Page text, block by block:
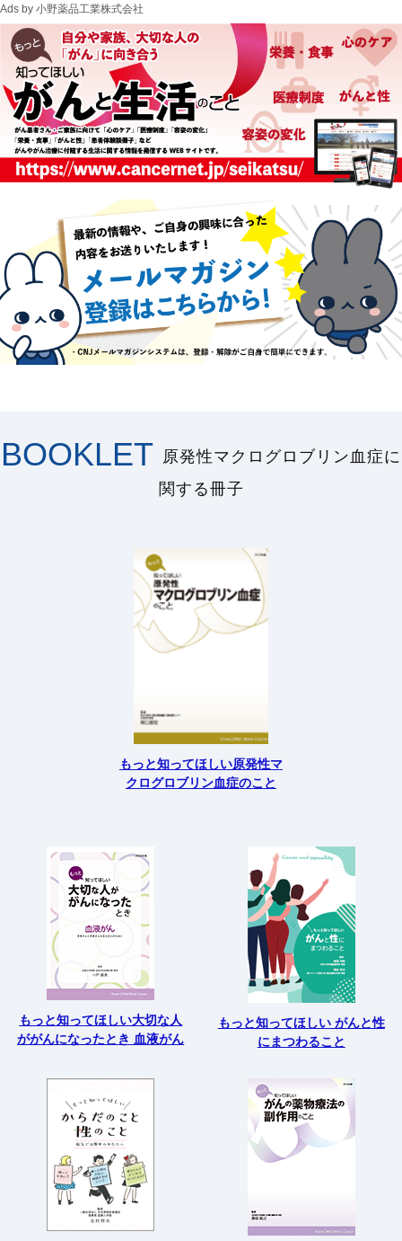
Ads by 小野薬品工業株式会社
BOOKLET 原発性マクログロブリン血症に
関する冊子
もっと知ってほしい原発性マ
クログロブリン血症のこと
もっと知ってほしい大切な人
ががんになったとき 血液がん
もっと知ってほしい がんと性
にまつわること